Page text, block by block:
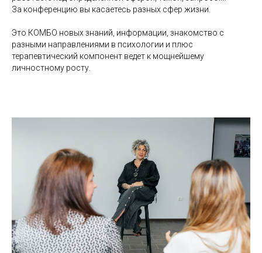
За конференцию вы касаетесь разных сфер жизни.
Это КОМБО новых знаний, информации, знакомство с
разными направлениями в психологии и плюс
терапевтический компонент ведет к мощнейшему
личностному росту.